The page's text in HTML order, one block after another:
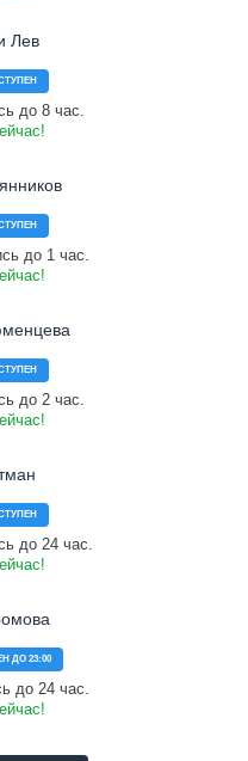
Лев
до 8 час.
до 1 час.
до 2 час.
до 24 час.
ДО 23:00
до 24 час.